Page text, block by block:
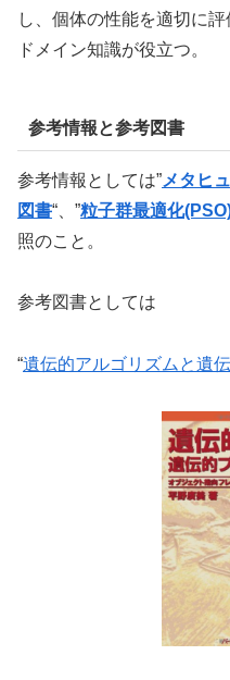
し、個体の性能を適切に
ドメイン知識が役立つ。
参考情報と参考図書
参考情報としては”メタヒ
図書“、”粒子群最適化
照のこと。
参考図書としては
“遺伝的アルゴリズムと遺